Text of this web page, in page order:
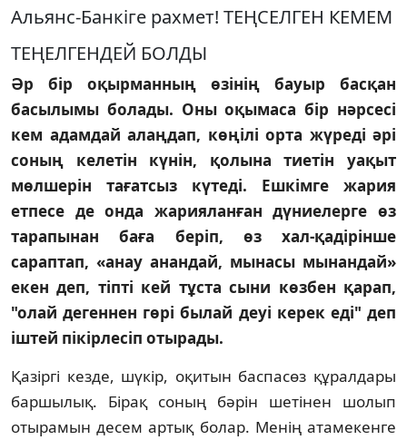
Альянс-Банкiге рахмет! ТЕҢСЕЛГЕН КЕМЕМ
ТЕҢЕЛГЕНДЕЙ БОЛДЫ
Әр бiр оқырманның өзiнiң бауыр басқан
басылымы болады. Оны оқымаса бiр нәрсесi
кем адамдай алаңдап, көңiлi орта жүредi әрi
соның келетiн күнiн, қолына тиетiн уақыт
мөлшерiн тағатсыз күтедi. Ешкiмге жария
етпесе де онда жарияланған дүниелерге өз
тарапынан баға берiп, өз хал-қадiрiнше
сараптап, «анау анандай, мынасы мынандай»
екен деп, тiптi кей тұста сыни көзбен қарап,
"олай дегеннен гөрi былай деуi керек едi" деп
iштей пiкiрлесiп отырады.
Қазiргi кезде, шүкiр, оқитын баспасөз құралдары
баршылық. Бiрақ соның бәрiн шетiнен шолып
отырамын десем артық болар. Менiң атамекенге